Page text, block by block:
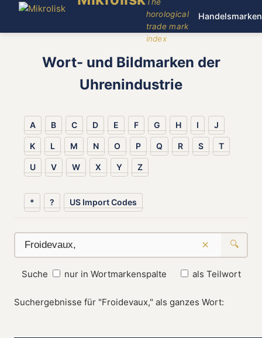
horological
trade mark
index
Handelsmarken
Wort- und Bildmarken der
Uhrenindustrie
A B C D E F G H I J
K L M N O P Q R S T
U V W X Y Z
* ? US Import Codes
× 🔍
Suche nur in Wortmarkenspalte als Teilwort
Suchergebnisse für "Froidevaux," als ganzes Wort: